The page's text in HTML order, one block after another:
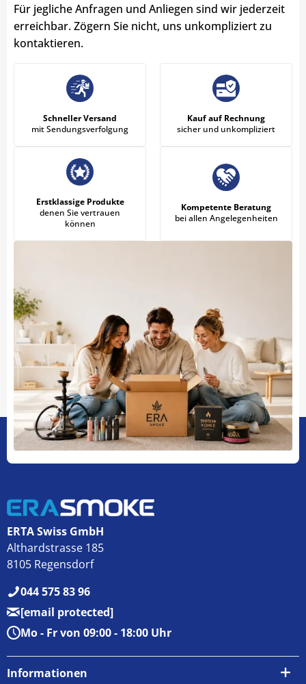
Für jegliche Anfragen und Anliegen sind wir jederzeit
erreichbar. Zögern Sie nicht, uns unkompliziert zu
kontaktieren.
Schneller Versand
mit Sendungsverfolgung
Kauf auf Rechnung
sicher und unkompliziert
Erstklassige Produkte
denen Sie vertrauen
können
Kompetente Beratung
bei allen Angelegenheiten
ERTA Swiss GmbH
Althardstrasse 185
8105 Regensdorf
044 575 83 96
[email protected]
Mo - Fr von 09:00 - 18:00 Uhr
Informationen